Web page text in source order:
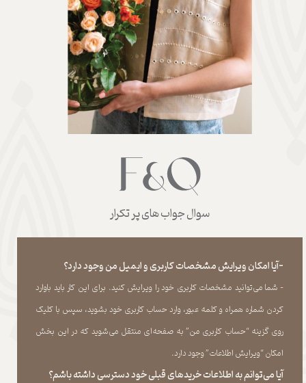
سوال جواب های پر تکرار
-آیا امکان ویرایش مشخصات کاربری و ایمیل من وجود دارد؟
- شما می‏‌توانید مشخصات کاربری خود را ویرایش کنید. برای این کار باید باوارد
کردن شماره همراه و کلمه عبور، وارد حساب کاربری خود بشوید، سپس با کلیک
روی گزینه “حساب کاربری من” به صفحه‏‌ای منتقل می‏‌شوید که در این بخش
امکان “ویرایش اطلاعات” وجود دارد.​​​​​​​
آیا می‌‏توانم به اطلاعات خریدهای قبلی خود دسترسی داشته باشم؟